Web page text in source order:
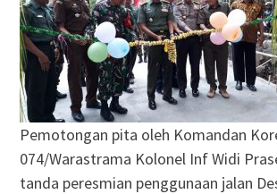
Pemotongan pita oleh Komandan
074/Warastrama Kolonel Inf Widi
tanda peresmian penggunaan jalan